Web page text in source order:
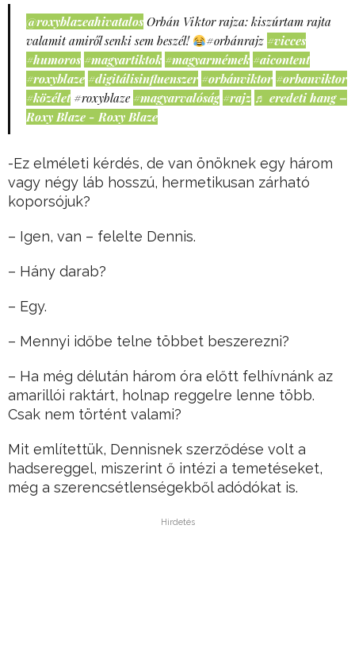
@roxyblazeahivatalos Orbán Viktor rajza: kiszúrtam rajta
valamit amiről senki sem beszél!
#orbánrajz #vicces
#humoros #magyartiktok #magyarmémek #aicontent
#roxyblaze #digitálisinfluenszer #orbánviktor #orbanviktor
#közélet #roxyblaze #magyarvalóság #rajz ♬ eredeti hang –
Roxy Blaze - Roxy Blaze
-Ez elméleti kérdés, de van önöknek egy három
vagy négy láb hosszú, hermetikusan zárható
koporsójuk?
– Igen, van – felelte Dennis.
– Hány darab?
– Egy.
– Mennyi időbe telne többet beszerezni?
– Ha még délután három óra előtt felhívnánk az
amarillói raktárt, holnap reggelre lenne több.
Csak nem történt valami?
Mit említettük, Dennisnek szerződése volt a
hadsereggel, miszerint ő intézi a temetéseket,
még a szerencsétlenségekből adódókat is.
Hirdetés